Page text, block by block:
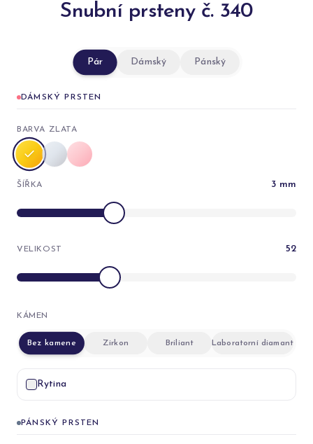
Snubní prsteny č. 340
Pár Dámský Pánský
DÁMSKÝ PRSTEN
BARVA ZLATA
ŠÍŘKA 3 mm
VELIKOST 52
KÁMEN
Bez kamene Zirkon Briliant Laboratorní diamant
Rytina
PÁNSKÝ PRSTEN